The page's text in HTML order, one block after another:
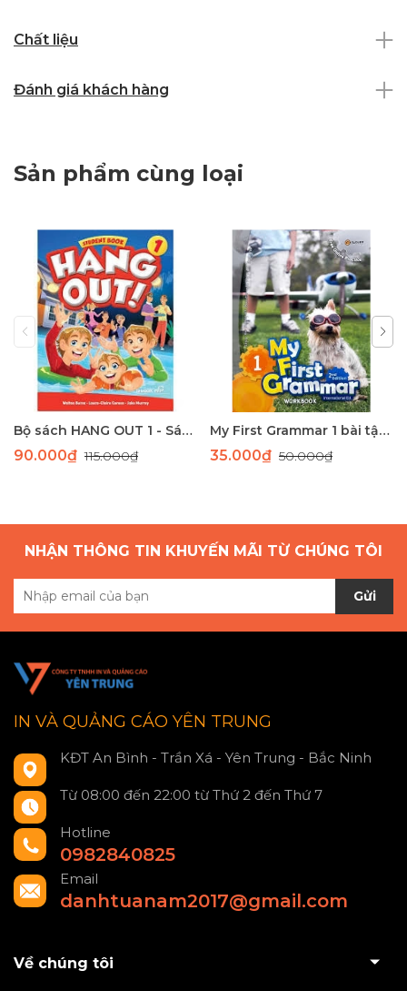
Chất liệu
Đánh giá khách hàng
Sản phẩm cùng loại
Bộ sách HANG OUT 1 - Sách học tiếng Anh giao tiếp dành cho học sinh tiểu học
90.000₫115.000₫
My First Grammar 1 bài tập 2nd Edition
35.000₫ 50.000₫
NHẬN THÔNG TIN KHUYẾN MÃI TỪ CHÚNG TÔI
Gửi
IN VÀ QUẢNG CÁO YÊN TRUNG
KĐT An Bình - Trần Xá - Yên Trung - Bắc Ninh
Từ 08:00 đến 22:00 từ Thứ 2 đến Thứ 7
Hotline
0982840825
Email
danhtuanam2017@gmail.com
Về chúng tôi